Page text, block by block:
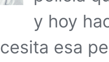
y hoy
esa